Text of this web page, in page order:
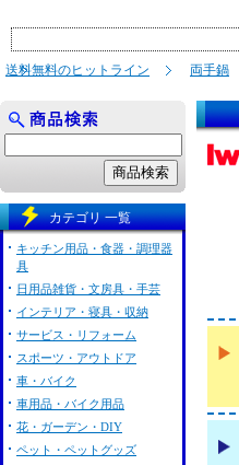
送料無料のヒットライン 両手鍋
カテゴリ 一覧
キッチン用品・食器・調理器
具
日用品雑貨・文房具・手芸
インテリア・寝具・収納
サービス・リフォーム
スポーツ・アウトドア
車・バイク
車用品・バイク用品
花・ガーデン・DIY
ペット・ペットグッズ